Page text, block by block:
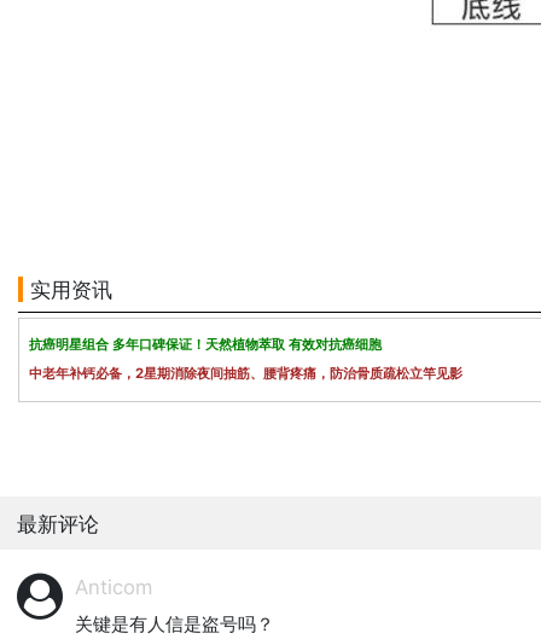
实用资讯
抗癌明星组合 多年口碑保证！天然植物萃取 有效对抗癌细胞
中老年补钙必备，2星期消除夜间抽筋、腰背疼痛，防治骨质疏松立竿见影
最新评论
Anticom
关键是有人信是盗号吗？